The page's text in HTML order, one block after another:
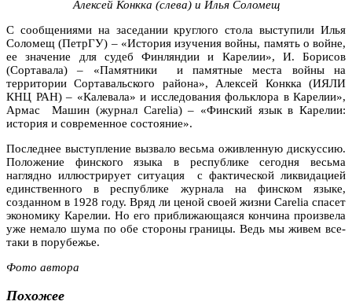
Алексей Конкка (слева) и Илья Соломещ
С сообщениями на заседании круглого стола выступили Илья
Соломещ (ПетрГУ) – «История изучения войны, память о войне,
ее значение для судеб Финляндии и Карелии», И. Борисов
(Сортавала) – «Памятники и памятные места войны на
территории Сортавальского района», Алексей Конкка (ИЯЛИ
КНЦ РАН) – «Калевала» и исследования фольклора в Карелии»,
Армас Машин (журнал Carelia) – «Финский язык в Карелии:
история и современное состояние».
Последнее выступление вызвало весьма оживленную дискуссию.
Положение финского языка в республике сегодня весьма
наглядно иллюстрирует ситуация с фактической ликвидацией
единственного в республике журнала на финском языке,
созданном в 1928 году. Вряд ли ценой своей жизни Carelia спасет
экономику Карелии. Но его приближающаяся кончина произвела
уже немало шума по обе стороны границы. Ведь мы живем все-
таки в порубежье.
Фото автора
Похожее